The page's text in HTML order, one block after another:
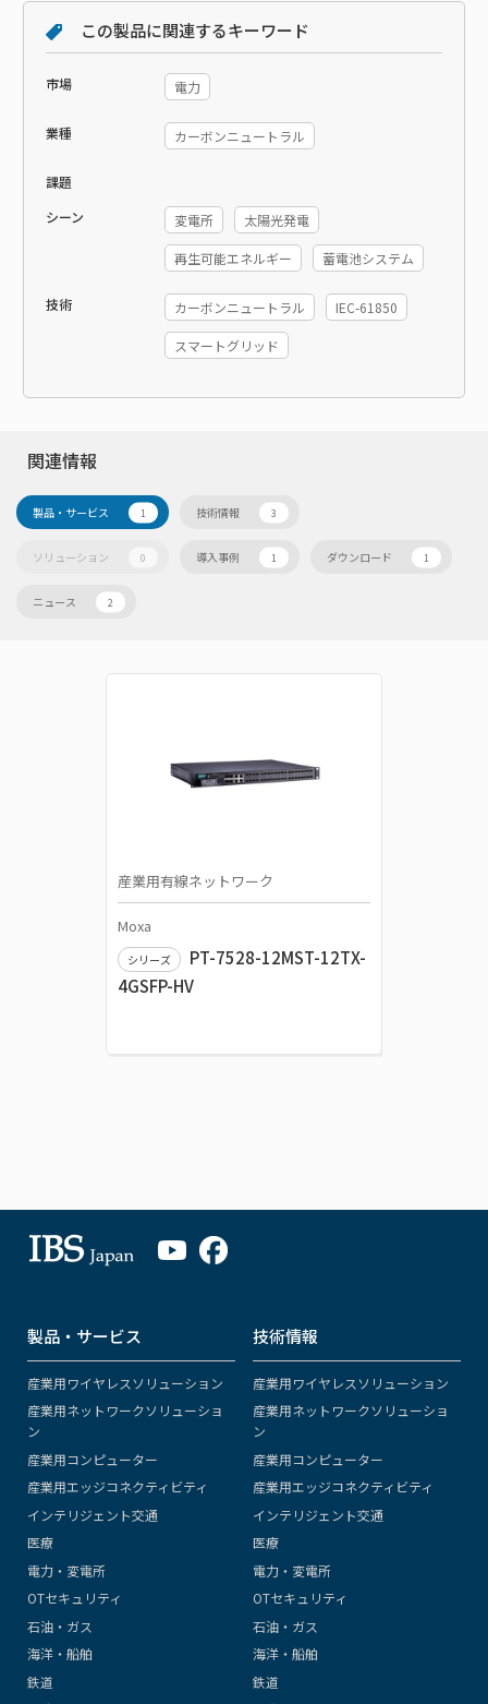
この製品に関連するキーワード
市場 電力
業種 カーボンニュートラル
課題
シーン
変電所 太陽光発電
再生可能エネルギー 蓄電池システム
技術 カーボンニュートラル IEC-61850
スマートグリッド
関連情報
製品・サービス 1 技術情報 3
ソリューション 0 導入事例 1 ダウンロード 1
ニュース 2
産業用有線ネットワーク
Moxa
シリーズ
PT-7528-12MST-12TX-
4GSFP-HV
製品・サービス
産業用ワイヤレスソリューション
産業用ネットワークソリューショ
ン
産業用コンピューター
産業用エッジコネクティビティ
インテリジェント交通
医療
電力・変電所
OTセキュリティ
石油・ガス
海洋・船舶
鉄道
技術情報
産業用ワイヤレスソリューション
産業用ネットワークソリューショ
ン
産業用コンピューター
産業用エッジコネクティビティ
インテリジェント交通
医療
電力・変電所
OTセキュリティ
石油・ガス
海洋・船舶
鉄道